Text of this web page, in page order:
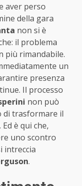
aver perso
della gara
non si è
il problema
più rimandabile.
un
presenza
Il processo
non può
di trasformare il
è qui che,
uno scontro
intreccia
.